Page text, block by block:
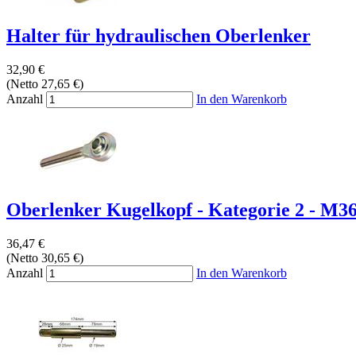
Halter für hydraulischen Oberlenker
32,90 €
(Netto 27,65 €)
Anzahl
In den Warenkorb
Oberlenker Kugelkopf - Kategorie 2 -
36,47 €
(Netto 30,65 €)
Anzahl
In den Warenkorb